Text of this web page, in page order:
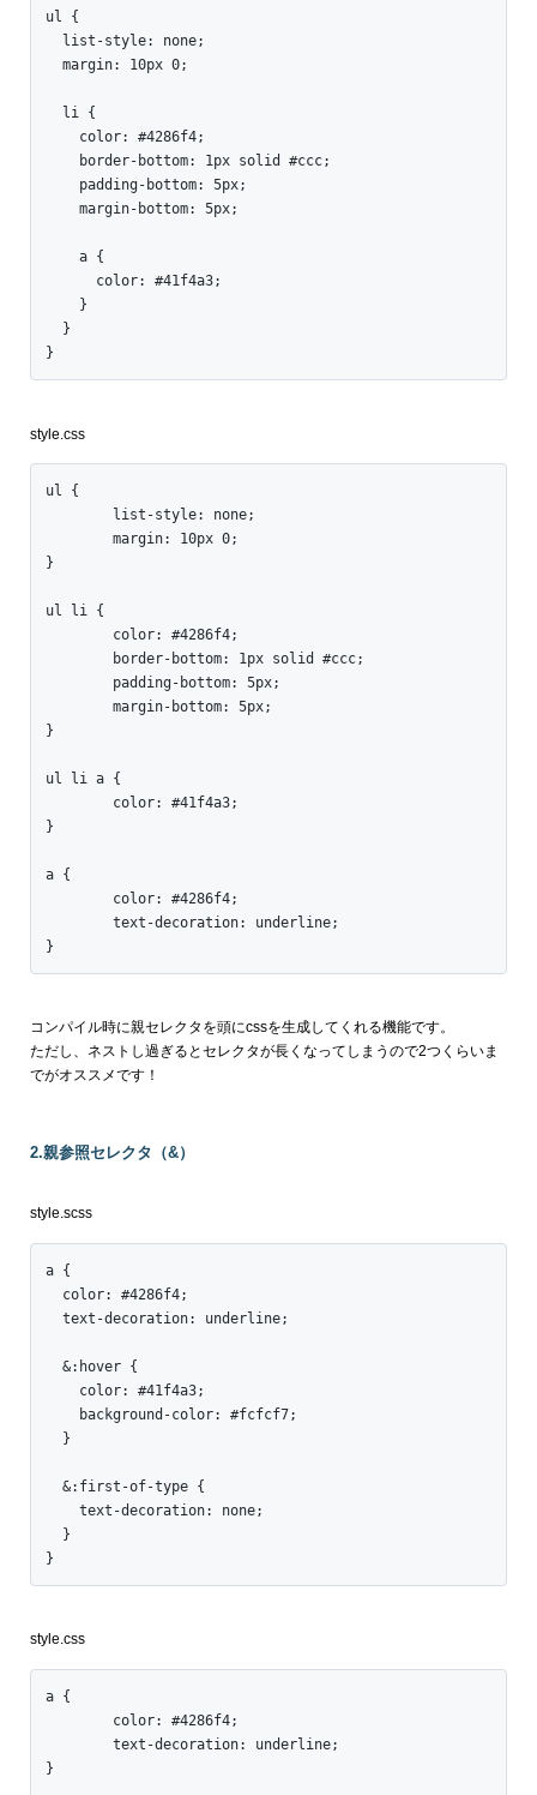
ul {
  list-style: none;
  margin: 10px 0;
  li {
    color: #4286f4;
    border-bottom: 1px solid #ccc;
    padding-bottom: 5px;
    margin-bottom: 5px;
    a {
      color: #41f4a3;
    }
  }
}
style.css
ul {
}
ul li {
}
ul li a {
}
a {
}
コンパイル時に親セレクタを頭にcssを生成してくれる機能です。
ただし、ネストし過ぎるとセレクタが長くなってしまうので2つくらいま
でがオススメです！
2.親参照セレクタ（&）
style.scss
a {
  color: #4286f4;
  text-decoration: underline;
  &:hover {
    color: #41f4a3;
    background-color: #fcfcf7;
  }
  &:first-of-type {
    text-decoration: none;
  }
}
style.css
a {
}